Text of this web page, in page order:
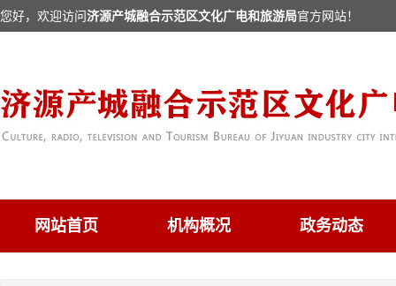
您好，欢迎访问济源产城融合示范区文化广电和旅游局官方网站！
网站首页 机构概况 政务动态